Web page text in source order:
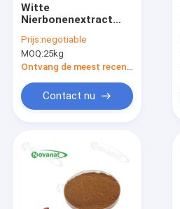
Producten
Videos
Witte
Nierbonenextract
3000 IE/g/
Prijs:negotiable
MOQ:25kg
Ontvang de meest recente Prijs
Contact nu